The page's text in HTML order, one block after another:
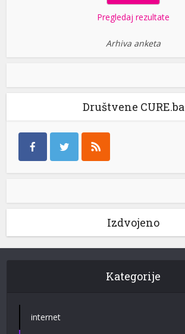
Pregledaj rezultate
Arhiva anketa
Društvene CURE.ba
Izdvojeno
Kategorije
internet